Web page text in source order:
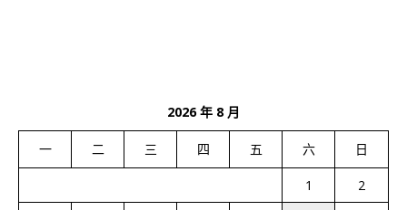
2026 年 8 月
一 二 三 四 五 六 日
1
2